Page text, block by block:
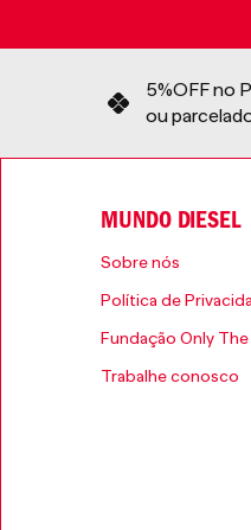
5%OFF no
ou
MUNDO DIESEL
Sobre nós
Política de
Fundação Only The
Trabalhe conosco